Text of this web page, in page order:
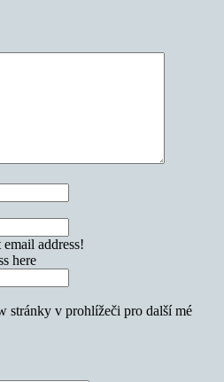
address!
here
stránky v prohlížeči pro další mé